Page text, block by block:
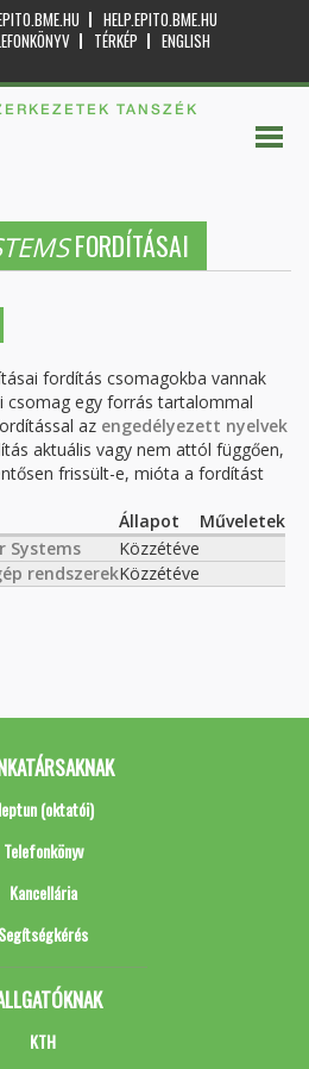
HELP.EPITO.BME.HU
TÉRKÉP
ENGLISH
TANSZÉK
FORDÍTÁSAI
fordítás csomagokba vannak
csomag egy forrás tartalommal
az engedélyezett nyelvek
aktuális vagy nem attól függően,
frissült-e, mióta a fordítást
Állapot
Műveletek
Systems
Közzétéve
rendszerekKözzétéve
(oktatói)
Telefonkönyv
Kancellária
Segítségkérés
KTH